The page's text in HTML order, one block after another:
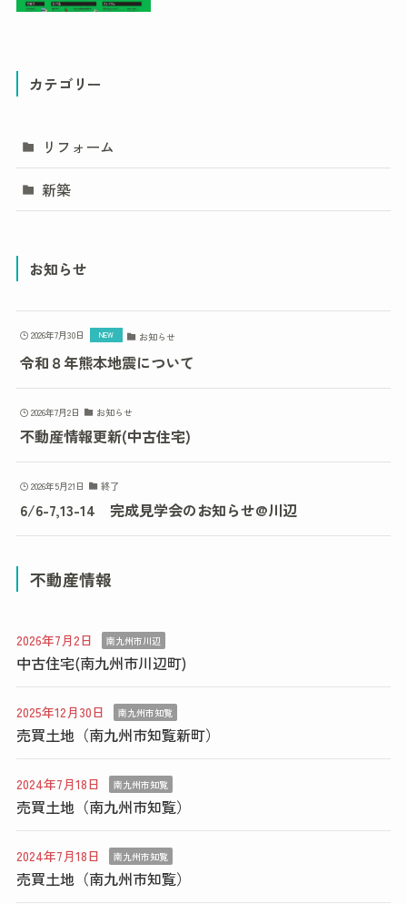
カテゴリー
リフォーム
新築
お知らせ
2026年7月30日 お知らせ
令和８年熊本地震について
2026年7月2日 お知らせ
不動産情報更新(中古住宅)
2026年5月21日 終了
6/6-7,13-14 完成見学会のお知らせ@川辺
不動産情報
2026年7月2日 南九州市川辺
中古住宅(南九州市川辺町)
2025年12月30日 南九州市知覧
売買土地（南九州市知覧新町）
2024年7月18日 南九州市知覧
売買土地（南九州市知覧）
2024年7月18日 南九州市知覧
売買土地（南九州市知覧）